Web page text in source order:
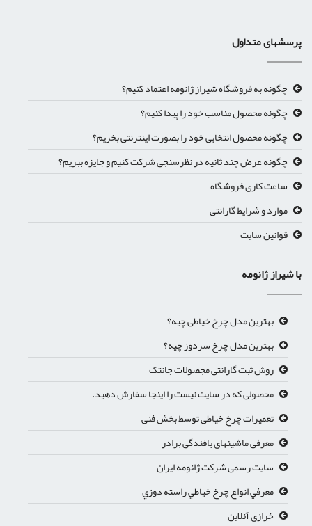
پرسشهای متداول
چگونه به فروشگاه شیراز ژانومه اعتماد کنیم؟
چگونه محصول مناسب خود را پیدا کنیم؟
چگونه محصول انتخابی خود را بصورت اینترنتی بخریم؟
چگونه عرض چند ثانیه در نظرسنجی شرکت کنیم و جایزه ببریم؟
ساعت کاری فروشگاه
موارد و شرایط گارانتی
قوانین سایت
با شیراز ژانومه
بهترین مدل چرخ خیاطی چیه؟
بهترین مدل چرخ سردوز چیه؟
روش ثبت گارانتی مجصولات جانتک
محصولی که در سایت نیست را اینجا سفارش دهید.
تعمیرات چرخ خیاطی توسط بخش فنی
معرفی ماشینهای بافندگی برادر
سایت رسمی شرکت ژانومه ایران
معرفي انواع چرخ خياطي راسته دوزي
خرازی آنلاین